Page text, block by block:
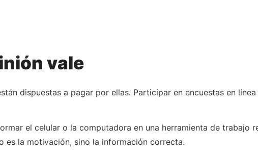
vale
dispuestas a pagar por ellas. Participar en encuestas en
el celular o la computadora en una herramienta de trabajo
es la motivación, sino la información correcta.